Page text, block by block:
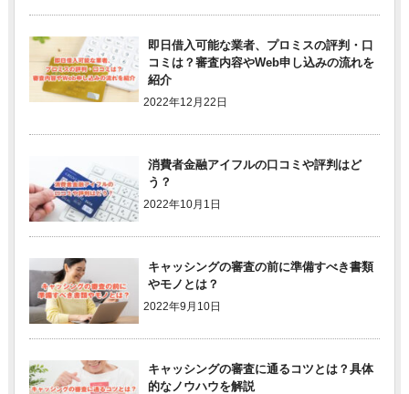
即日借入可能な業者、プロミスの評判・口
コミは？審査内容やWeb申し込みの流れを
紹介
2022年12月22日
消費者金融アイフルの口コミや評判はど
う？
2022年10月1日
キャッシングの審査の前に準備すべき書類
やモノとは？
2022年9月10日
キャッシングの審査に通るコツとは？具体
的なノウハウを解説